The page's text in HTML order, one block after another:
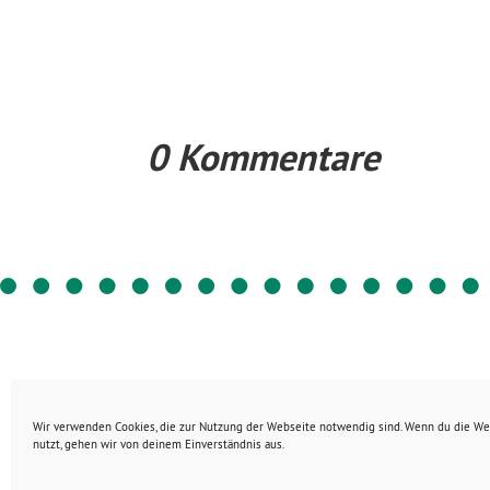
Wir verwenden Cookies, die zur Nutzung der Webseite notwendig sind. Wenn du die
nutzt, gehen wir von deinem Einverständnis aus.
0 Kommentare
Ihre Landtagsabgeordnete
im Wahlkreis Waiblingen